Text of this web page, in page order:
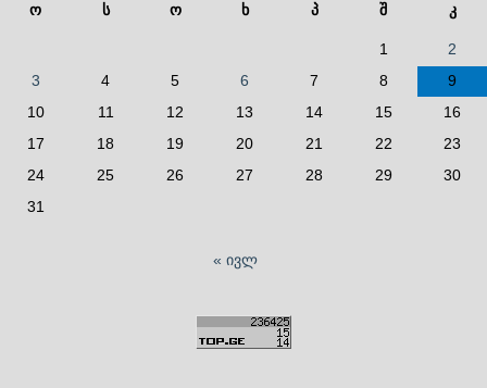
ო ს ო ხ პ შ კ
1
2
3
4 5 6 7 8
9
10
11 12 13 14 15
16
17
18 19 20 21 22
23
24
25 26 27 28 29
30
31
« ივლ